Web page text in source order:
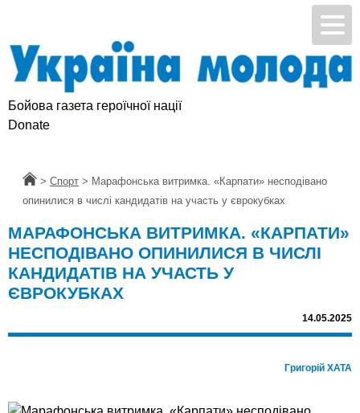
Бойова газета героїчної нації
Підтримай УМ
Головна
> Спорт > Марафонська витримка. «Карпати» несподівано
опинилися в числі кандидатів на участь у єврокубках
МАРАФОНСЬКА ВИТРИМКА. «КАРПАТИ»
НЕСПОДІВАНО ОПИНИЛИСЯ В ЧИСЛІ
КАНДИДАТІВ НА УЧАСТЬ У
ЄВРОКУБКАХ
14.05.2025
Григорій ХАТА